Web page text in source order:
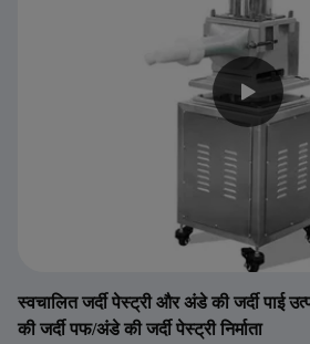
स्वचालित जर्दी पेस्ट्री और अंडे की जर्दी पाई
की जर्दी पफ/अंडे की जर्दी पेस्ट्री निर्माता